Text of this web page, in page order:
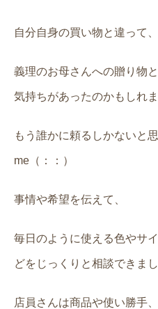
自分自身の買い物と違って
義理のお母さんへの贈り物
気持ちがあったのかもしれま
もう誰かに頼るしかないと
me（：：）
事情や希望を伝えて、
毎日のように使える色やサ
どをじっくりと相談できまし
店員さんは商品や使い勝手